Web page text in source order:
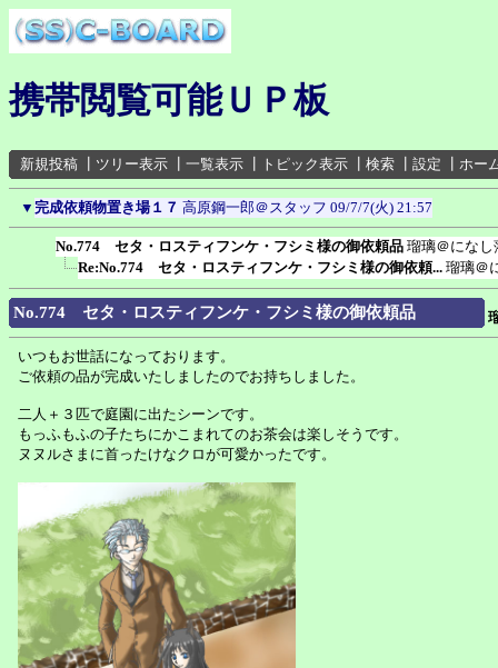
携帯閲覧可能ＵＰ板
新規投稿 ツリー表示 一覧表示 トピック表示 検索 設定 ホー
▼ 完成依頼物置き場１７ 高原鋼一郎＠スタッフ 09/7/7(火) 21:57
No.774 セタ・ロスティフンケ・フシミ様の御依頼品 瑠璃＠になし
Re:No.774 セタ・ロスティフンケ・フシミ様の御依頼... 瑠璃＠
No.774 セタ・ロスティフンケ・フシミ様の御依頼品
いつもお世話になっております。
ご依頼の品が完成いたしましたのでお持ちしました。
二人＋３匹で庭園に出たシーンです。
もっふもふの子たちにかこまれてのお茶会は楽しそうです。
ヌヌルさまに首ったけなクロが可愛かったです。